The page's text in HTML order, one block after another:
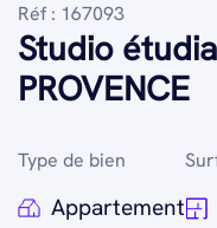
Réf : 167093
Studio
PROVENCE
Type de bien
Appartement